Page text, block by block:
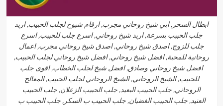
ابطال السحر, ابي شيخ روحاني مجرب, ارقام شيوخ لجلب الحبيب, اريد
جلب الحبيب بسرعة, اريد شيخ روحاني, اسرع جلب للحبيب, اسرع
جلب للزوج, اصدق شيخ روحاني, اصدق شيخ روحاني مجرب, اعمال
روحانية للمحبة, افضل شيخ روحاني, افضل شيخ روحاني لجلب الحبيب,
افضل شيخ روحاني وصادق, افضل شيخ لجلب الخطاب, اقوى جلب
للحبيب, الشيخ الروحاني, الشيخ الروحاني لجلب الحبيب, المعالج
الروحاني, جلب الحبيب البعيد, جلب الحبيب الزعلان, جلب الحبيب
العنيد, جلب الحبيب الغضبان, جلب الحبيب ب السكر, جلب الحبيب ب